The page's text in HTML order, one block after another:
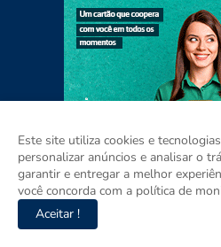
Este site utiliza cookies e
personalizar anúncios e analisar o
garantir e entregar a melhor
você concorda com a política de
Aceitar !